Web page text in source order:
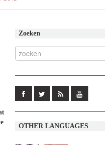
Zoeken
OTHER LANGUAGES